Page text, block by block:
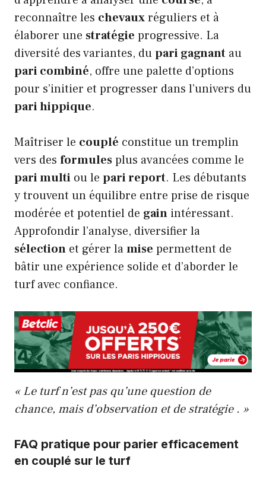
reconnaître les chevauxréguliers et à
élaborer une stratégie progressive. La
diversité des variantes, dupari gagnant au
pari combiné, offre une palette d’options
pour s’initier et progresser dans l’univers du
pari hippique.
Maîtriser le couplé constitue un tremplin
vers des formulesplus avancées comme le
pari multi ou le pari report. Les débutants
y trouvent un équilibre entre prise de risque
modérée et potentiel de gain intéressant.
Approfondir l’analyse, diversifier la
sélection et gérer lamise permettent de
bâtir une expérience solide et d’aborder le
turf avec confiance.
« Le turf n’est pas qu’une question de
chance, mais d’observation et de stratégie . »
FAQ pratique pour parier efficacement
en couplé sur le turf